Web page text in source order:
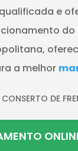
e
do
a melhor
CONSERTO DE